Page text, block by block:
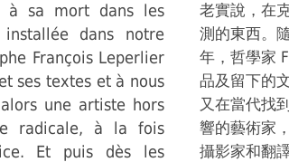
à sa mort dans les
dans notre
François Leperlier
ses textes et à nous
une artiste hors
radicale, à la fois
Et puis dès les
老實說，在
測的東西。
年，哲學家
品及留下的
又在當代找
響的藝術家
攝影家和翻